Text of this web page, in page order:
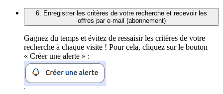
6. Enregistrer les critères de votre recherche et recevoir les
offres par e-mail (abonnement)
Gagnez du temps et évitez de ressaisir les critères de votre
recherche à chaque visite ! Pour cela, cliquez sur le bouton
« Créer une alerte » :